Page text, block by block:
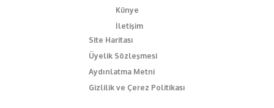
Künye
İletişim
Site Haritası
Üyelik Sözleşmesi
Aydınlatma Metni
Gizlilik ve Çerez Politikası